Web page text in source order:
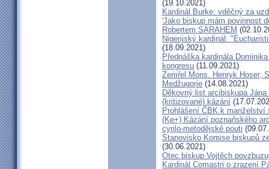
(19.10.2021)
Kardinál Burke: vděčný za
'Jako biskup mám povinnost
Robertem SARAHEM
Nigerijský kardinál:
(18.09.2021)
Přednáška kardinála
kongresu (11.09.2021)
Zemřel Mons. Henryk Hoser,
Medžugorje (14.08.2021)
Děkovný list arcibiskupa
(kritizované) kázání
Prohlášení ČBK k manželství
(Ke+) Kázání poznaňského
cyrilo-metodějské pouti
Stanovisko Komise biskupů
(30.06.2021)
Otec biskup Vojtěch
Kardinál Comastri o zrazení